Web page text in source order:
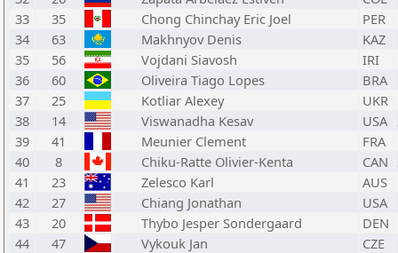
33
35 Chong Chinchay Eric Joel PER
34
63 Makhnyov Denis KAZ
35
56 Vojdani Siavosh IRI
36
60 Oliveira Tiago Lopes BRA
37
25 Kotliar Alexey UKR
38
14 Viswanadha Kesav USA
39
41 Meunier Clement FRA
40
8 Chiku-Ratte Olivier-Kenta CAN
41
23 Zelesco Karl AUS
42
27 Chiang Jonathan USA
43
20 Thybo Jesper Sondergaard DEN
44
47 Vykouk Jan CZE